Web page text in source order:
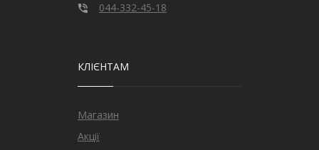
044-332-45-18
КЛІЄНТАМ
Магазин
Акції